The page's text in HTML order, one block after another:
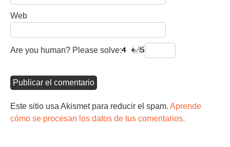
Web
Are you human? Please solve:
Este sitio usa Akismet para reducir el spam. Aprende
cómo se procesan los datos de tus comentarios.